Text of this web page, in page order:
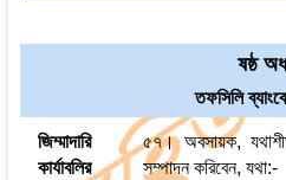
ষষ্ঠ
তফসিলি
জিম্মাদারি
কার্যাবলির
৫৭। অবসায়ক,
সম্পাদন করিবেন, যথা:-